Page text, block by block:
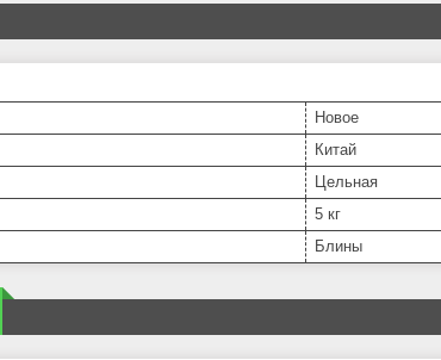
Новое
Китай
Цельная
5 кг
Блины